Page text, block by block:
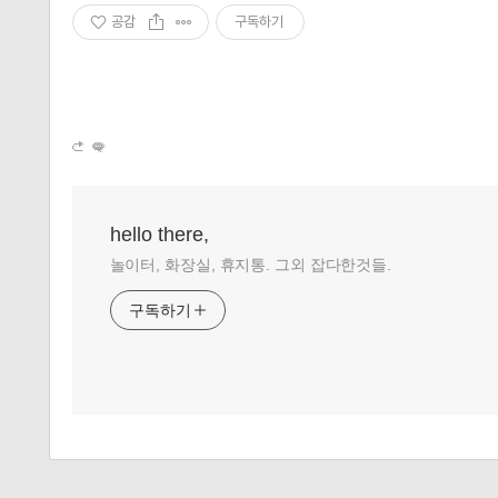
공감 구독하기
hello there,
놀이터, 화장실, 휴지통. 그외 잡다한것들.
구독하기